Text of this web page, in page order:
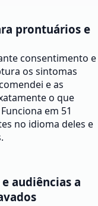
prontuários e
consentimento e
os sintomas
e as
o que
em 51
no idioma deles e
audiências a